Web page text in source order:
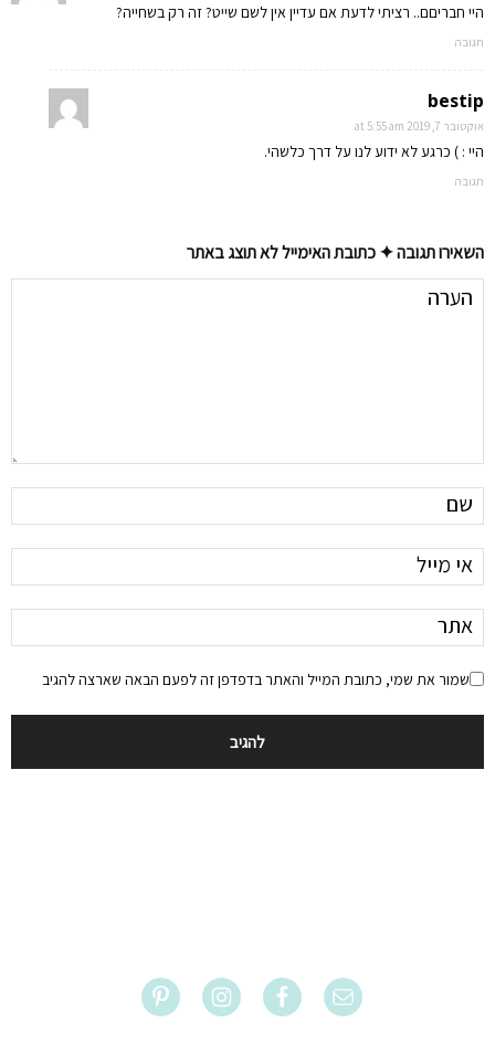
היי חבריםם.. רציתי לדעת אם עדיין אין לשם שייט? זה רק בשחייה?
תגובה
bestip
אוקטובר 7, 2019 at 5:55 am
היי : ) כרגע לא ידוע לנו על דרך כלשהי.
תגובה
השאירו תגובה ✦ כתובת האימייל לא תוצג באתר
שמור את שמי, כתובת המייל והאתר בדפדפן זה לפעם הבאה שארצה להגיב